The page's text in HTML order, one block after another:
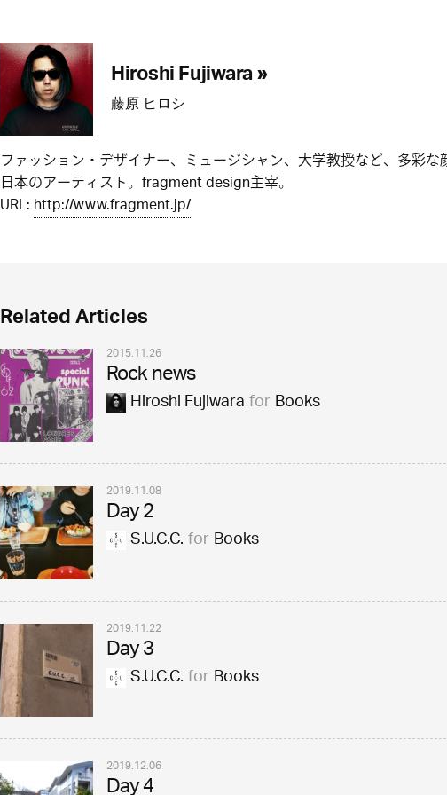
Hiroshi Fujiwara »
藤原 ヒロシ
ファッション・デザイナー、ミュージシャン、大学教授など、多彩な
日本のアーティスト。fragment design主宰。
URL:http://www.fragment.jp/
Related Articles
2015.11.26
Rock news
Hiroshi FujiwaraforBooks
2019.11.08
Day 2
S.U.C.C.forBooks
2019.11.22
Day 3
S.U.C.C.forBooks
2019.12.06